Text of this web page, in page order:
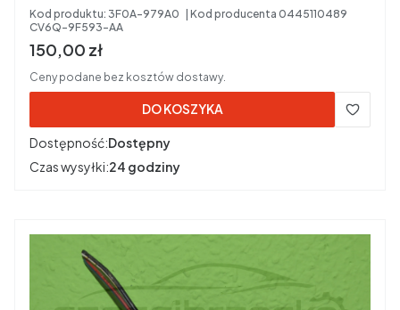
Kod produktu: 3F0A-979A0 Kod producenta 0445110489
CV6Q-9F593-AA
Cena brutto
150,00 zł
Ceny podane bez kosztów dostawy.
DO KOSZYKA
Dostępność:Dostępny
Czas wysyłki:24 godziny